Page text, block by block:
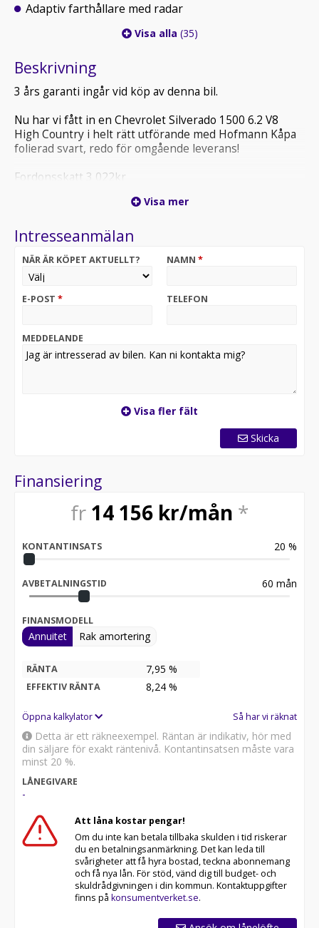
Adaptiv farthållare med radar
Visa alla (35)
Beskrivning
3 års garanti ingår vid köp av denna bil.
Nu har vi fått in en Chevrolet Silverado 1500 6.2 V8
High Country i helt rätt utförande med Hofmann Kåpa
folierad svart, redo för omgående leverans!
Fordonsskatt 3 022kr
Kontakta oss för offert. Visa mer
Intresseanmälan
NÄR ÄR KÖPET AKTUELLT? NAMN *
E-POST * TELEFON
MEDDELANDE
Visa fler fält
Skicka
Finansiering
fr 14 156 kr/mån *
KONTANTINSATS 20 %
AVBETALNINGSTID 60 mån
FINANSMODELL
Annuitet Rak amortering
RÄNTA 7,95 %
EFFEKTIV RÄNTA 8,24 %
Öppna kalkylator Så har vi räknat
Detta är ett räkneexempel. Räntan är indikativ, hör med
din säljare för exakt räntenivå. Kontantinsatsen måste vara
minst 20 %.
LÅNEGIVARE
-
Att låna kostar pengar!
Om du inte kan betala tillbaka skulden i tid riskerar
du en betalningsanmärkning. Det kan leda till
svårigheter att få hyra bostad, teckna abonnemang
och få nya lån. För stöd, vänd dig till budget- och
skuldrådgivningen i din kommun. Kontaktuppgifter
finns på konsumentverket.se.